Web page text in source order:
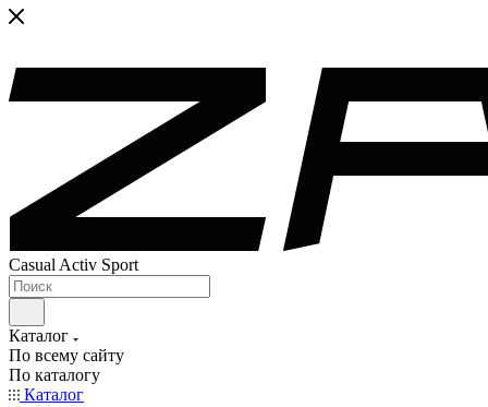
Casual Activ Sport
Каталог
По всему сайту
По каталогу
Каталог